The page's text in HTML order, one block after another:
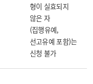
형이 실효되지
않은 자
(집행유예,
선고유예 포함)는
신청 불가